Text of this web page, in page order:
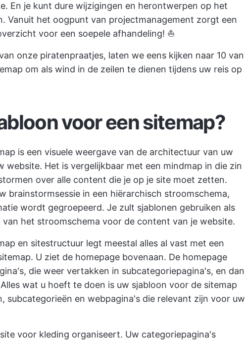
En je kunt dure wijzigingen en herontwerpen op het
Vanuit het oogpunt van projectmanagement zorgt een
voor een soepele afhandeling! ⛵️
onze piratenpraatjes, laten we eens kijken naar 10 van
om als wind in de zeilen te dienen tijdens uw reis op
voor een sitemap?
is een visuele weergave van de architectuur van uw
website. Het is vergelijkbaar met een mindmap in die zin
over alle content die je op je site moet zetten.
brainstormsessie in een hiërarchisch stroomschema,
wordt gegroepeerd. Je zult sjablonen gebruiken als
van het stroomschema voor de content van je website.
en sitestructuur legt meestal alles al vast met een
U ziet de homepage bovenaan. De homepage
die weer vertakken in subcategoriepagina's, en dan
wat u hoeft te doen is uw sjabloon voor de sitemap
subcategorieën en webpagina's die relevant zijn voor uw
voor kleding organiseert. Uw categoriepagina's